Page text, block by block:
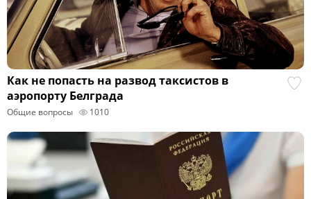
Как не попасть на развод таксистов в
аэропорту Белграда
Общие вопросы 1010